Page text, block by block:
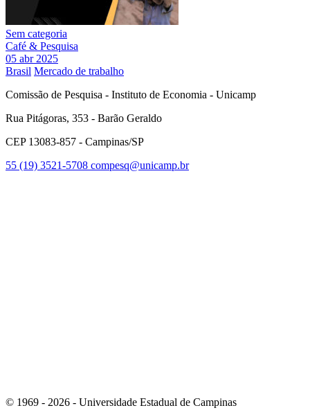
Sem categoria
Café & Pesquisa
05 abr 2025
Brasil Mercado de trabalho
Comissão de Pesquisa - Instituto de Economia - Unicamp
Rua Pitágoras, 353 - Barão Geraldo
CEP 13083-857 - Campinas/SP
55 (19) 3521-5708 compesq@unicamp.br
© 1969 - 2026 - Universidade Estadual de Campinas